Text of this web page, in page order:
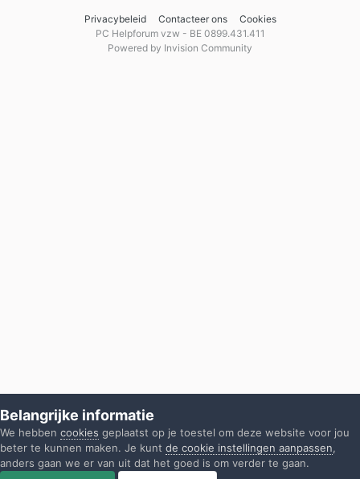
Privacybeleid Contacteer ons
Cookies
PC Helpforum vzw - BE 0899.431.411
Powered by Invision Community
Belangrijke informatie
We hebben cookies geplaatst op je toestel om deze website voor jou
beter te kunnen maken. Je kunt de cookie instellingen aanpassen,
anders gaan we er van uit dat het goed is om verder te gaan.